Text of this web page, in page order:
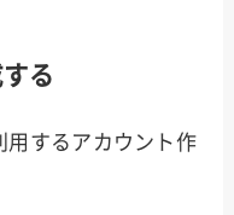
る
用するアカウント作